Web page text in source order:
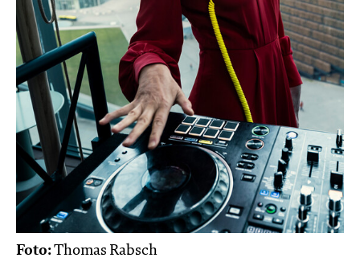
Foto:Thomas Rabsch